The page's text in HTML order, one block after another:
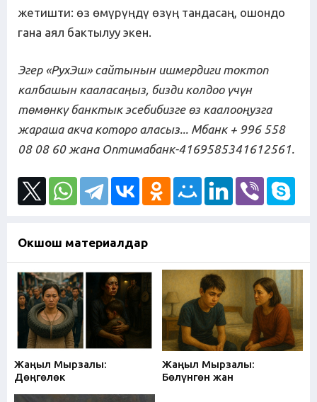
жетишти: өз өмүрүңдү өзүң тандасаң, ошондо
гана аял бактылуу экен.
Эгер «РухЭш» сайтынын ишмердиги токтоп
калбашын кааласаңыз, бизди колдоо үчүн
төмөнкү банктык эсебибизге өз каалооңузга
жараша акча которо аласыз... Мбанк + 996 558
08 08 60 жана Оптимабанк-4169585341612561.
Окшош материалдар
Жаңыл Мырзалы:
Дөңгөлөк
Жаңыл Мырзалы:
Бөлүнгөн жан